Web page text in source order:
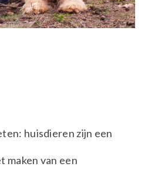
huisdieren zijn een
maken van een